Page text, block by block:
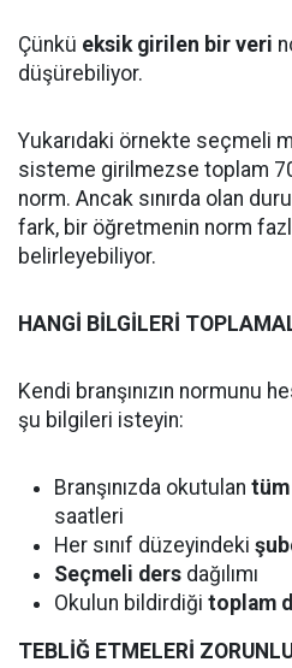
Çünkü eksik girilen bir veri
düşürebiliyor.
Yukarıdaki örnekte seçmeli
sisteme girilmezse toplam
norm. Ancak sınırda olan
fark, bir öğretmenin norm
belirleyebiliyor.
HANGİ BİLGİLERİ
Kendi branşınızın normunu
şu bilgileri isteyin:
Branşınızda okutulan
saatleri
Her sınıf düzeyindeki
Seçmeli ders dağılımı
Okulun bildirdiği toplam
TEBLİĞ ETMELERİ